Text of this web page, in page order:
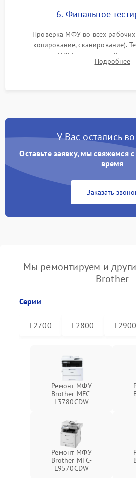
6. Финальное
Проверка МФУ во всех
копирование, сканирование).
документов (ADF) и дуплекса.
на отсутствие серого фона, полос и
Подробнее
У Вас остались
Оставьте заявку, мы свяжемся
время
Заказать
Мы ремонтируем и
Brother
Серии
L2700 L2800 L2900
Ремонт МФУ
Brother MFC-
L3780CDW
Ремонт МФУ
Brother MFC-
L9570CDW